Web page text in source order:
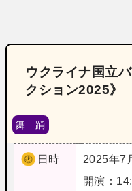
ウクライナ国立
クション2025》
舞 踊
日時
2025年7
開演：